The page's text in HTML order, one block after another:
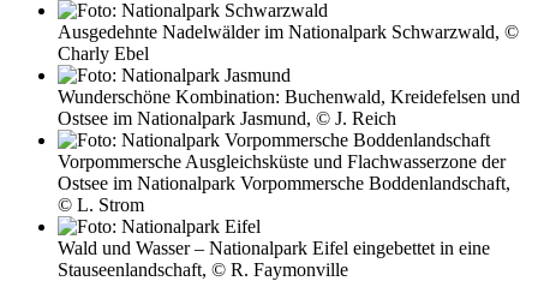
Ausgedehnte Nadelwälder im Nationalpark Schwarzwald, ©
Charly Ebel
Wunderschöne Kombination: Buchenwald, Kreidefelsen und
Ostsee im Nationalpark Jasmund, © J. Reich
Vorpommersche Ausgleichsküste und Flachwasserzone der
Ostsee im Nationalpark Vorpommersche Boddenlandschaft,
© L. Strom
Wald und Wasser – Nationalpark Eifel eingebettet in eine
Stauseenlandschaft, © R. Faymonville